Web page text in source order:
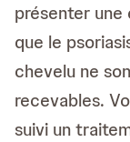
présenter
que le
chevelu ne
recevables.
suivi un